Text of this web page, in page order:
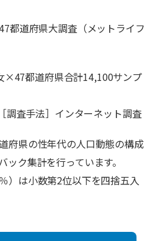
都道府県大調査（メットライフ
×47都道府県合計14,100サンプ
調査手法］インターネット調査
府県の性年代の人口動態の構成
ク集計を行っています。
）は小数第2位以下を四捨五入